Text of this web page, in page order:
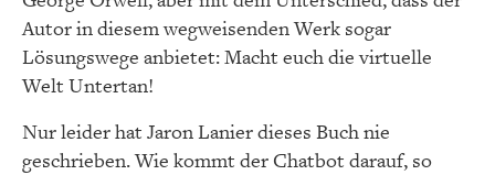
Autor in diesem wegweisenden Werk sogar
Lösungswege anbietet: Macht euch die virtuelle
Welt Untertan!
Nur leider hat Jaron Lanier dieses Buch nie
geschrieben. Wie kommt der Chatbot darauf, so